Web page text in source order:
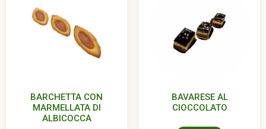
BARCHETTA CON
MARMELLATA DI
ALBICOCCA
BAVARESE AL
CIOCCOLATO